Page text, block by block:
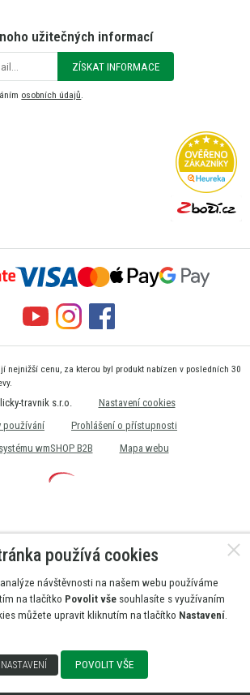
užitečných informací
ZÍSKAT INFORMACE
osobních údajů.
nejnižší cenu, za kterou byl produkt nabízen v posledních 30
travnik s.r.o.
Nastavení cookies
používání
Prohlášení o přístupnosti
wmSHOP B2B
Mapa webu
používá cookies
návštěvnosti na našem webu používáme
na tlačítko Povolit vše souhlasíte s využívaním
můžete upravit kliknutím na tlačítko Nastavení
NASTAVENÍ POVOLIT VŠE